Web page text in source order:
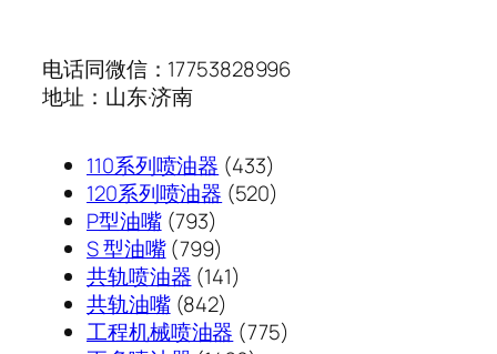
电话同微信：17753828996
地址：山东·济南
110系列喷油器 433433
个
120系列喷油器 520520
P型油嘴 793793
个
产
品
S 型油嘴 799799
个
产
品
共轨喷油器 141141
产
共轨油嘴 842842
个
工程机械喷油器 775775